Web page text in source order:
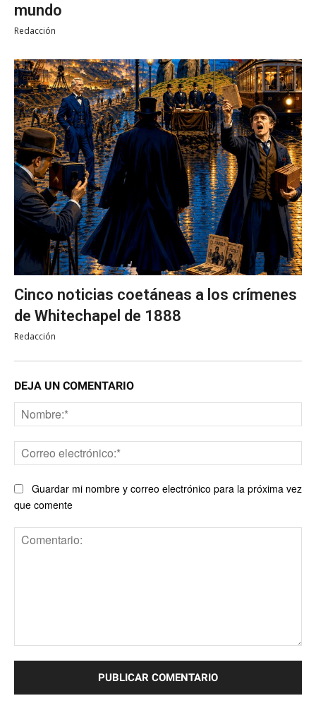
mundo
Redacción
Cinco noticias coetáneas a los crímenes
de Whitechapel de 1888
Redacción
DEJA UN COMENTARIO
Guardar mi nombre y correo electrónico para la próxima vez
que comente